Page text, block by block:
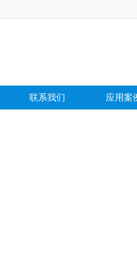
联系我们 应用案